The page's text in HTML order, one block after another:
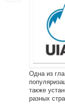
Одна из
также
разных